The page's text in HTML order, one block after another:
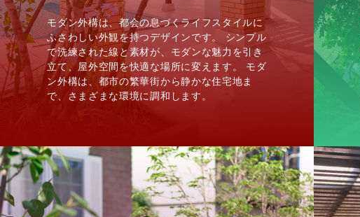
モダン外構は、都会の息づくライフスタイルに
ふさわしい外観を持つデザインです。 シンプル
で洗練された線と素材が、モダンな魅力を引き
立て、屋外空間を快適な場所に変えます。 モダ
ン外構は、都市の繁華街から静かな住宅地ま
で、さまざまな環境に調和します。